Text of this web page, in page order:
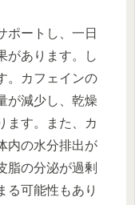
ポートし、一日
があります。し
。カフェインの
が減少し、乾燥
ます。また、カ
内の水分排出が
脂の分泌が過剰
る可能性もあり